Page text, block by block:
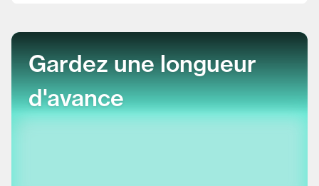
Gardez une longueur
d'avance